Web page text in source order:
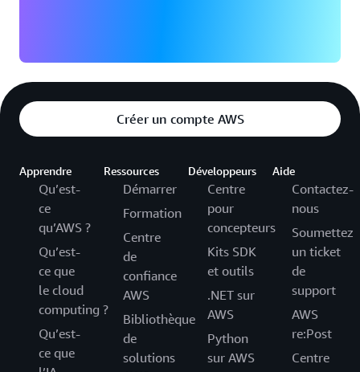
Créer un compte AWS
Apprendre
Qu’est-
ce
qu’AWS ?
Qu’est-
ce que
le cloud
computing ?
Qu’est-
ce que
Ressources
Démarrer
Formation
Centre
de
confiance
AWS
Bibliothèque
de
solutions
Développeurs
Centre
pour
concepteurs
Kits SDK
et outils
.NET sur
AWS
Python
sur AWS
Aide
Contactez-
nous
Soumettez
un ticket
de
support
AWS
re:Post
Centre